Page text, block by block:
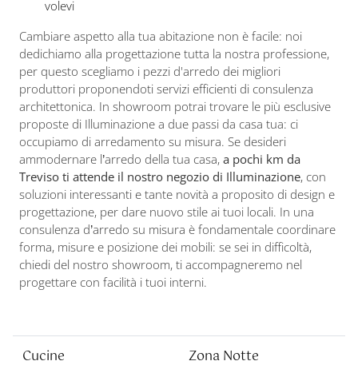
volevi
Cambiare aspetto alla tua abitazione non è facile: noi
dedichiamo alla progettazione tutta la nostra professione,
per questo scegliamo i pezzi d'arredo dei migliori
produttori proponendoti servizi efficienti di consulenza
architettonica. In showroom potrai trovare le più esclusive
proposte di Illuminazione a due passi da casa tua: ci
occupiamo di arredamento su misura. Se desideri
ammodernare l’arredo della tua casa, a pochi km da
Treviso ti attende il nostro negozio di Illuminazione, con
soluzioni interessanti e tante novità a proposito di design e
progettazione, per dare nuovo stile ai tuoi locali. In una
consulenza d’arredo su misura è fondamentale coordinare
forma, misure e posizione dei mobili: se sei in difficoltà,
chiedi del nostro showroom, ti accompagneremo nel
progettare con facilità i tuoi interni.
Cucine Zona Notte